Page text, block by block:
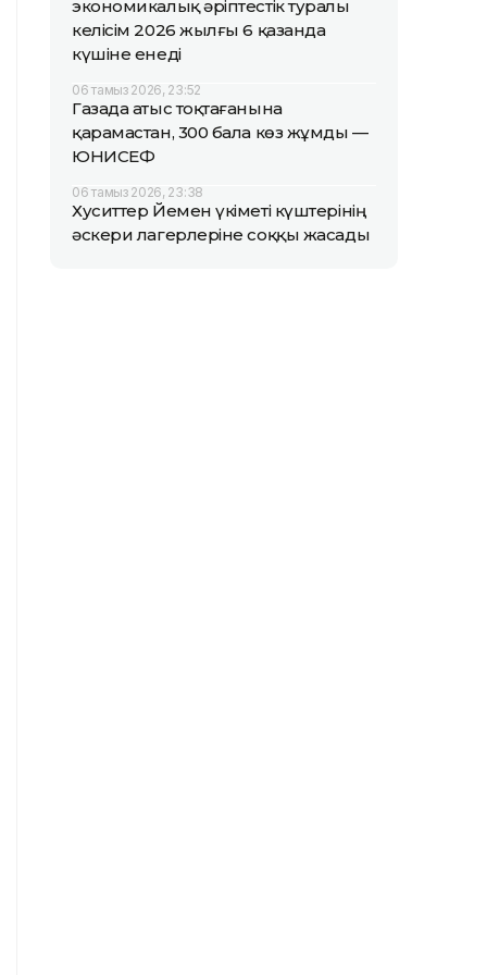
экономикалық әріптестік туралы
келісім 2026 жылғы 6 қазанда
күшіне енеді
06 тамыз 2026, 23:52
Газада атыс тоқтағанына
қарамастан, 300 бала көз жұмды —
ЮНИСЕФ
06 тамыз 2026, 23:38
Хуситтер Йемен үкіметі күштерінің
әскери лагерлеріне соққы жасады